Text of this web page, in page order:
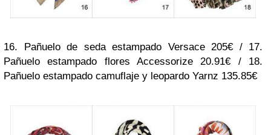
16. Pañuelo de seda estampado Versace 205€ / 17.
Pañuelo estampado flores Accessorize 20.91€ / 18.
Pañuelo estampado camuflaje y leopardo Yarnz 135.85€